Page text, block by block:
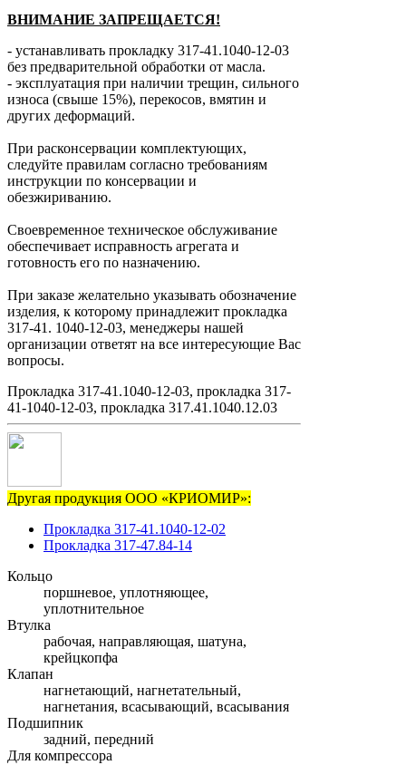
ВНИМАНИЕ ЗАПРЕЩАЕТСЯ!
- устанавливать прокладку 317-41.1040-12-03
без предварительной обработки от масла.
- эксплуатация при наличии трещин, сильного
износа (свыше 15%), перекосов, вмятин и
других деформаций.
При расконсервации комплектующих,
следуйте правилам согласно требованиям
инструкции по консервации и
обезжириванию.
Своевременное техническое обслуживание
обеспечивает исправность агрегата и
готовность его по назначению.
При заказе желательно указывать обозначение
изделия, к которому принадлежит прокладка
317-41. 1040-12-03, менеджеры нашей
организации ответят на все интересующие Вас
вопросы.
Прокладка 317-41.1040-12-03, прокладка 317-
41-1040-12-03, прокладка 317.41.1040.12.03
Другая продукция ООО «КРИОМИР»:
Прокладка 317-41.1040-12-02
Прокладка 317-47.84-14
Кольцо
поршневое, уплотняющее,
уплотнительное
Втулка
рабочая, направляющая, шатуна,
крейцкопфа
Клапан
нагнетающий, нагнетательный,
нагнетания, всасывающий, всасывания
Подшипник
задний, передний
Для компрессора